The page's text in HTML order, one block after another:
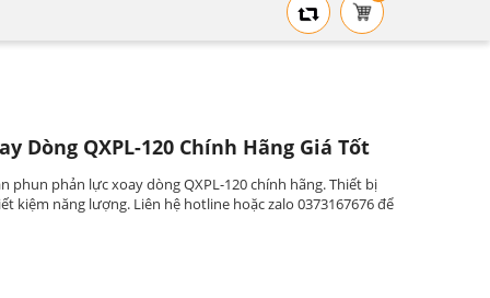
Dòng QXPL-120 Chính Hãng Giá Tốt
phản lực xoay dòng QXPL-120 chính hãng. Thiết bị
năng lượng. Liên hệ hotline hoặc zalo 0373167676 để